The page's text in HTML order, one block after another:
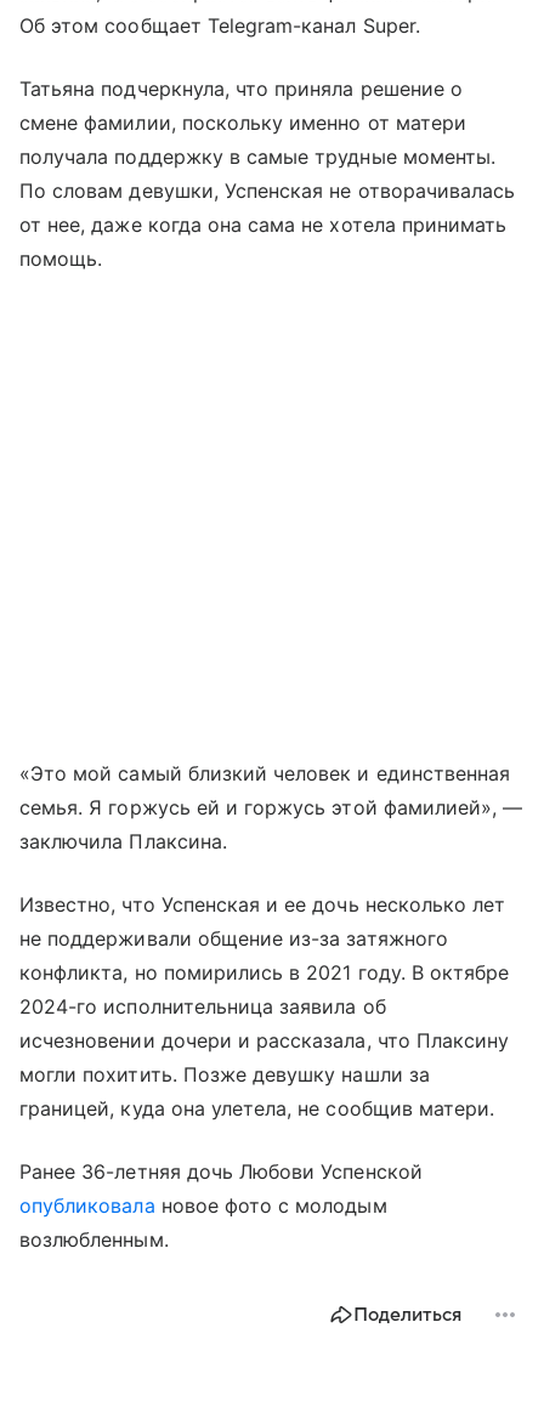
Об этом сообщает Telegram-канал Super.
Татьяна подчеркнула, что приняла решение о
смене фамилии, поскольку именно от матери
получала поддержку в самые трудные моменты.
По словам девушки, Успенская не отворачивалась
от нее, даже когда она сама не хотела принимать
помощь.
«Это мой самый близкий человек и единственная
семья. Я горжусь ей и горжусь этой фамилией», —
заключила Плаксина.
Известно, что Успенская и ее дочь несколько лет
не поддерживали общение из-за затяжного
конфликта, но помирились в 2021 году. В октябре
2024-го исполнительница заявила об
исчезновении дочери и рассказала, что Плаксину
могли похитить. Позже девушку нашли за
границей, куда она улетела, не сообщив матери.
Ранее 36-летняя дочь Любови Успенской
опубликовала новое фото с молодым
возлюбленным.
Поделиться